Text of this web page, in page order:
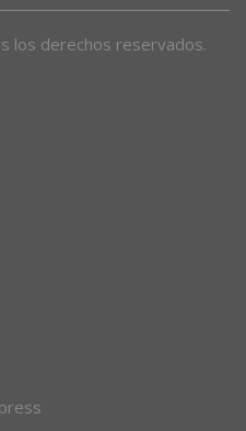
los derechos reservados.